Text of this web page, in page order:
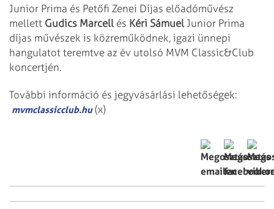
Junior Prima és Petőfi Zenei Díjas előadóművész
mellett Gudics Marcellés Kéri SámuelJunior Prima
díjas művészek is közreműködnek, igazi ünnepi
hangulatot teremtve az év utolsó MVM Classic&Club
koncertjén.
További információ és jegyvásárlási lehetőségek:
mvmclassicclub.hu(x)